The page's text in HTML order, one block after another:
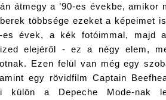
átmegy a ’90-es évekbe, amikor
többsége ezeket a képeimet
es évek, a kék fotóimmal, majd
elejéről - ez a négy elem,
Ezen felül van még egy
egy rövidfilm Captain
külön a Depeche Mode-nak